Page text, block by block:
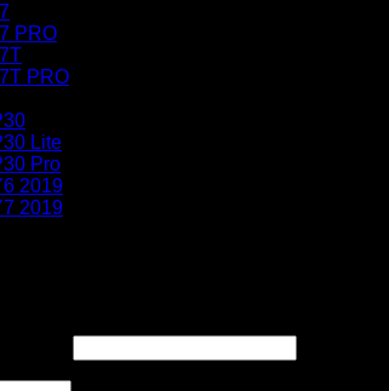
PRO
PRO
Lite
Pro
2019
2019